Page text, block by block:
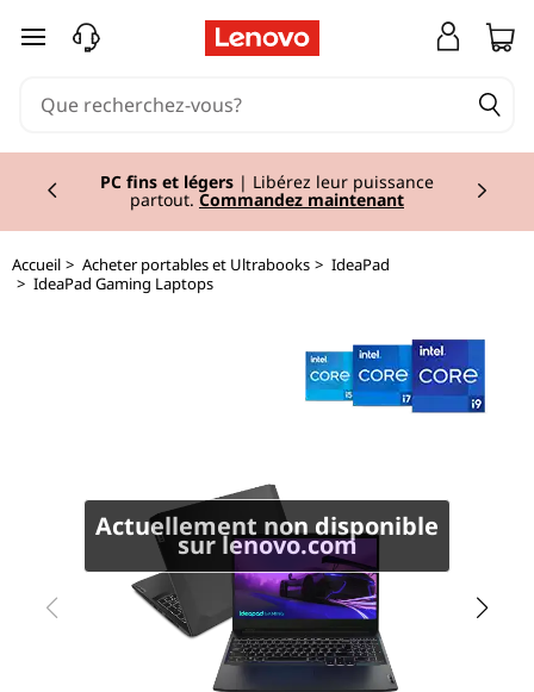
P
a
passer au contenu principal
PC fins et légers | Libérez leur puissance
partout. Commandez maintenant
Accueil > Acheter portables et Ultrabooks > IdeaPad
> IdeaPad Gaming Laptops
Actuellement non disponible
sur lenovo.com